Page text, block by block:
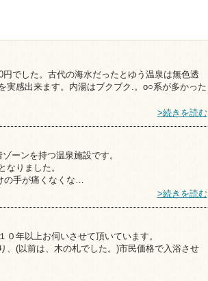
でした。古代の海水だったとゆう温泉は無色透
実感出来ます。内湯はブクブク.。o○系が多かった
>続きを読む
ーンを持つ温泉施設です。
りました。
の手が痛くなくな…
>続きを読む
年以上お伺いさせて頂いています。
、(以前は、木の札でした。)市民価格で入浴させ